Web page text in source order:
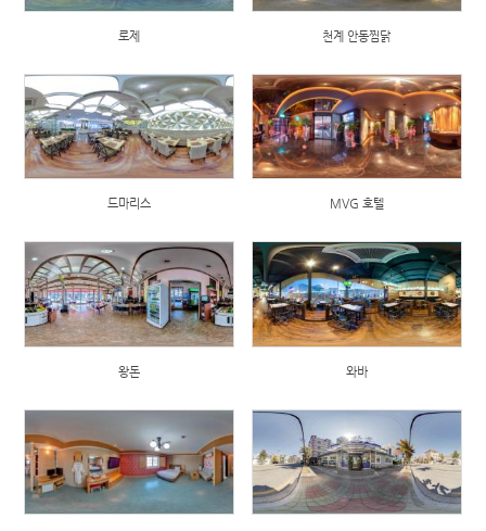
로제 천계 안동찜닭
드마리스 MVG 호텔
왕돈 와바